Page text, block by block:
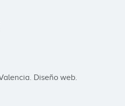
Diseño web.